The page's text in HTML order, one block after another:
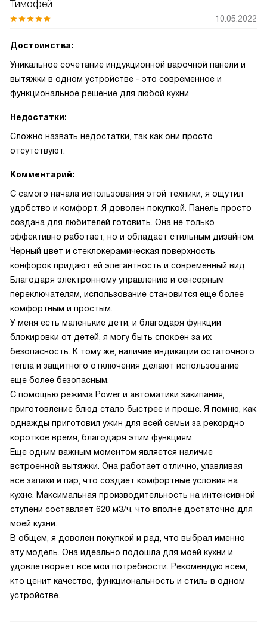
Тимофей
10.05.2022
Достоинства:
Уникальное сочетание индукционной варочной панели и
вытяжки в одном устройстве - это современное и
функциональное решение для любой кухни.
Недостатки:
Сложно назвать недостатки, так как они просто
отсутствуют.
Комментарий:
С самого начала использования этой техники, я ощутил
удобство и комфорт. Я доволен покупкой. Панель просто
создана для любителей готовить. Она не только
эффективно работает, но и обладает стильным дизайном.
Черный цвет и стеклокерамическая поверхность
конфорок придают ей элегантность и современный вид.
Благодаря электронному управлению и сенсорным
переключателям, использование становится еще более
комфортным и простым.
У меня есть маленькие дети, и благодаря функции
блокировки от детей, я могу быть спокоен за их
безопасность. К тому же, наличие индикации остаточного
тепла и защитного отключения делают использование
еще более безопасным.
С помощью режима Power и автоматики закипания,
приготовление блюд стало быстрее и проще. Я помню, как
однажды приготовил ужин для всей семьи за рекордно
короткое время, благодаря этим функциям.
Еще одним важным моментом является наличие
встроенной вытяжки. Она работает отлично, улавливая
все запахи и пар, что создает комфортные условия на
кухне. Максимальная производительность на интенсивной
ступени составляет 620 м3/ч, что вполне достаточно для
моей кухни.
В общем, я доволен покупкой и рад, что выбрал именно
эту модель. Она идеально подошла для моей кухни и
удовлетворяет все мои потребности. Рекомендую всем,
кто ценит качество, функциональность и стиль в одном
устройстве.